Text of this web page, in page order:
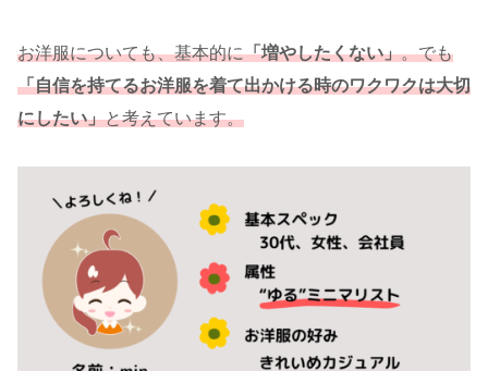
お洋服についても、基本的に「増やしたくない」。でも
「自信を持てるお洋服を着て出かける時のワクワクは大切
にしたい」と考えています。